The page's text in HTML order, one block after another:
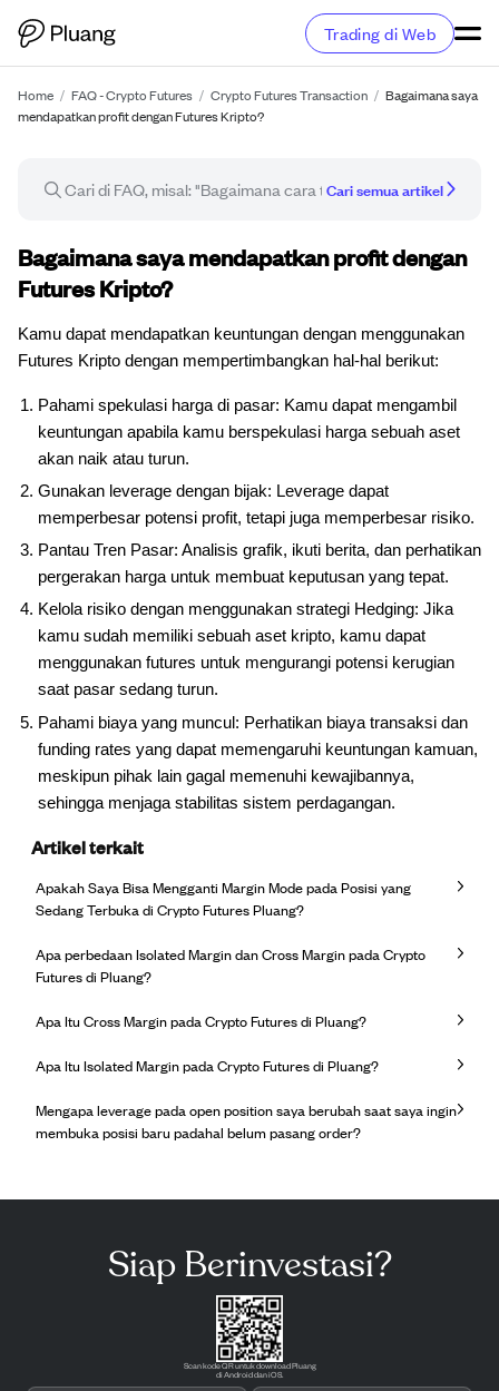
Trading di Web
Home / FAQ - Crypto Futures / Crypto Futures Transaction / Bagaimana saya
mendapatkan profit dengan Futures Kripto?
Cari semua artikel
Artikel FAQ
Bagaimana saya mendapatkan profit dengan
Futures Kripto?
Kamu dapat mendapatkan keuntungan dengan menggunakan
Futures Kripto dengan mempertimbangkan hal-hal berikut:
Pahami spekulasi harga di pasar: Kamu dapat mengambil
keuntungan apabila kamu berspekulasi harga sebuah aset
akan naik atau turun.
Gunakan leverage dengan bijak: Leverage dapat
memperbesar potensi profit, tetapi juga memperbesar risiko.
Pantau Tren Pasar: Analisis grafik, ikuti berita, dan perhatikan
pergerakan harga untuk membuat keputusan yang tepat.
Kelola risiko dengan menggunakan strategi Hedging: Jika
kamu sudah memiliki sebuah aset kripto, kamu dapat
menggunakan futures untuk mengurangi potensi kerugian
saat pasar sedang turun.
Pahami biaya yang muncul: Perhatikan biaya transaksi dan
funding rates yang dapat memengaruhi keuntungan kamuan,
meskipun pihak lain gagal memenuhi kewajibannya,
sehingga menjaga stabilitas sistem perdagangan.
Artikel terkait
Apakah Saya Bisa Mengganti Margin Mode pada Posisi yang
Sedang Terbuka di Crypto Futures Pluang?
Apa perbedaan Isolated Margin dan Cross Margin pada Crypto
Futures di Pluang?
Apa Itu Cross Margin pada Crypto Futures di Pluang?
Apa Itu Isolated Margin pada Crypto Futures di Pluang?
Mengapa leverage pada open position saya berubah saat saya ingin
membuka posisi baru padahal belum pasang order?
Siap Berinvestasi?
Scan kode QR untuk download Pluang
di Android dan iOS.